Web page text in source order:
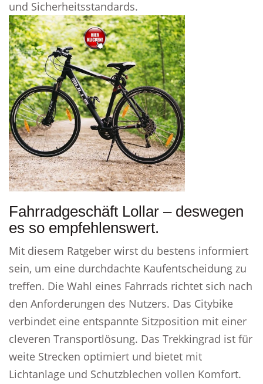
und Sicherheitsstandards.
Fahrradgeschäft Lollar – deswegen
es so empfehlenswert.
Mit diesem Ratgeber wirst du bestens informiert
sein, um eine durchdachte Kaufentscheidung zu
treffen. Die Wahl eines Fahrrads richtet sich nach
den Anforderungen des Nutzers. Das Citybike
verbindet eine entspannte Sitzposition mit einer
cleveren Transportlösung. Das Trekkingrad ist für
weite Strecken optimiert und bietet mit
Lichtanlage und Schutzblechen vollen Komfort.